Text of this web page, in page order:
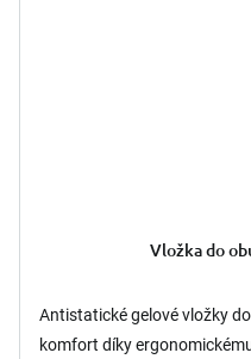
Vložka do
Antistatické gelové vložky
komfort díky